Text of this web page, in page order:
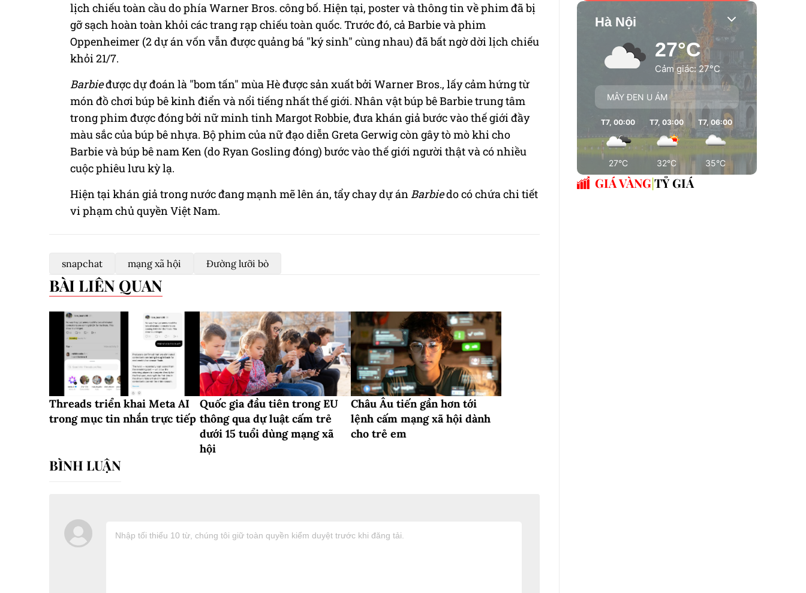
lịch chiếu toàn cầu do phía Warner Bros. công bố. Hiện tại, poster và thông tin về phim đã bị
gỡ sạch hoàn toàn khỏi các trang rạp chiếu toàn quốc. Trước đó, cả Barbie và phim
Oppenheimer (2 dự án vốn vẫn được quảng bá "ký sinh" cùng nhau) đã bất ngờ dời lịch chiếu
khỏi 21/7.
Barbieđược dự đoán là "bom tấn" mùa Hè được sản xuất bởi Warner Bros., lấy cảm hứng từ
món đồ chơi búp bê kinh điển và nổi tiếng nhất thế giới. Nhân vật búp bê Barbie trung tâm
trong phim được đóng bởi nữ minh tinh Margot Robbie, đưa khán giả bước vào thế giới đầy
màu sắc của búp bê nhựa. Bộ phim của nữ đạo diễn Greta Gerwig còn gây tò mò khi cho
Barbie và búp bê nam Ken (do Ryan Gosling đóng) bước vào thế giới người thật và có nhiều
cuộc phiêu lưu kỳ lạ.
Hiện tại khán giả trong nước đang mạnh mẽ lên án, tẩy chay dự ánBarbiedo có chứa chi tiết
vi phạm chủ quyền Việt Nam.
snapchat mạng xã hội Đường lưỡi bò
BÀI LIÊN QUAN
Threads triển khai Meta AI
trong mục tin nhắn trực tiếp
Quốc gia đầu tiên trong EU
thông qua dự luật cấm trẻ
dưới 15 tuổi dùng mạng xã
hội
Châu Âu tiến gần hơn tới
lệnh cấm mạng xã hội dành
cho trẻ em
Hà Nội
27°C
Cảm giác: 27°C
MÂY ĐEN U ÁM
T7, 00:00
27°C
T7, 03:00
32°C
T7, 06:00
35°C
GIÁ VÀNG TỶ GIÁ